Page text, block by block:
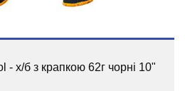
- х/б з крапкою 62г чорні 10"